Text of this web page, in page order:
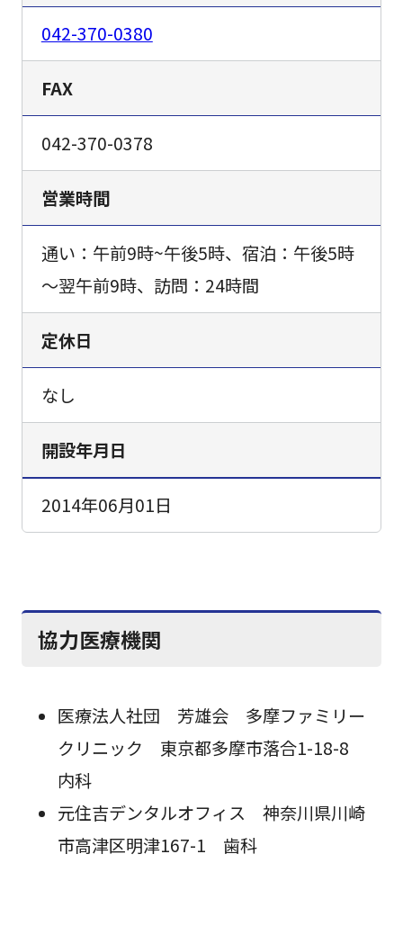
042-370-0380
FAX
042-370-0378
営業時間
通い：午前9時~午後5時、宿泊：午後5時
～翌午前9時、訪問：24時間
定休日
なし
開設年月日
2014年06月01日
協力医療機関
医療法人社団 芳雄会 多摩ファミリー
クリニック 東京都多摩市落合1-18-8
内科
元住吉デンタルオフィス 神奈川県川崎
市高津区明津167-1 歯科